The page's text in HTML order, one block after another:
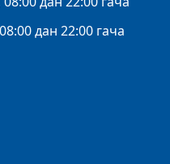
дан 22:00 гача